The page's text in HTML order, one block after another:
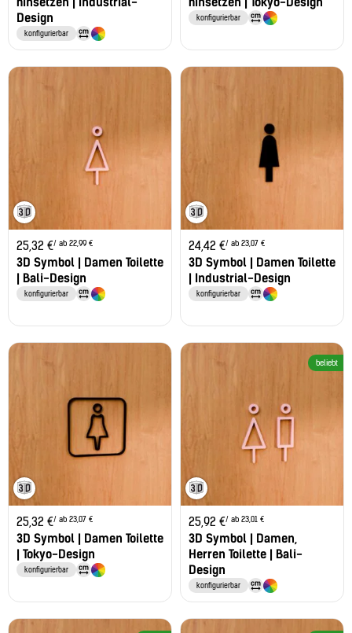
Design
konfigurierbar
konfigurierbar
25,32 €/ ab 22,99 €
3D Symbol | Damen Toilette
| Bali-Design
konfigurierbar
24,42 €/ ab 23,07 €
3D Symbol | Damen Toilette
| Industrial-Design
konfigurierbar
25,32 €/ ab 23,07 €
3D Symbol | Damen Toilette
| Tokyo-Design
konfigurierbar
beliebt
25,92 €/ ab 23,01 €
3D Symbol | Damen,
Herren Toilette | Bali-
Design
konfigurierbar